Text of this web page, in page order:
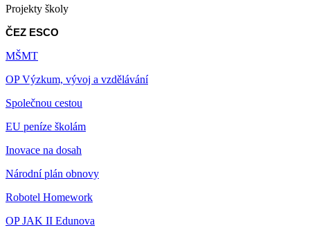
Projekty školy
ČEZ ESCO
MŠMT
OP Výzkum, vývoj a vzdělávání
Společnou cestou
EU peníze školám
Inovace na dosah
Národní plán obnovy
Robotel Homework
OP JAK II Edunova